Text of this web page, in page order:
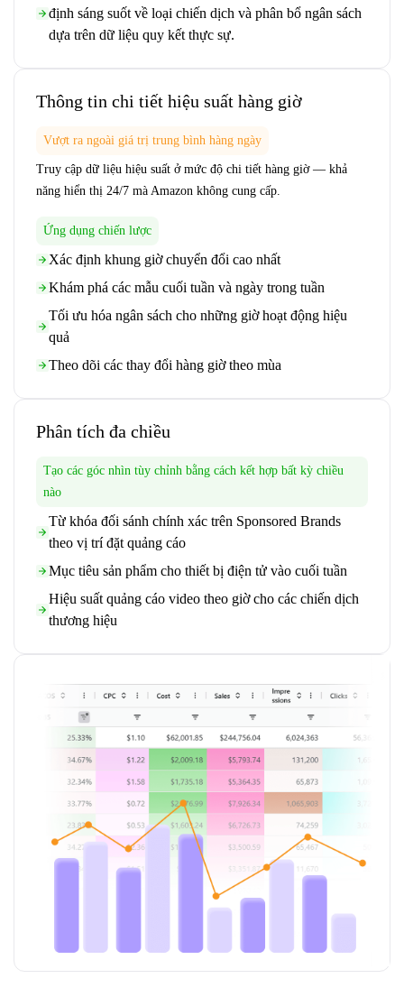
định sáng suốt về loại chiến dịch và phân bổ ngân sách
dựa trên dữ liệu quy kết thực sự.
Thông tin chi tiết hiệu suất hàng giờ
Vượt ra ngoài giá trị trung bình hàng ngày
Truy cập dữ liệu hiệu suất ở mức độ chi tiết hàng giờ — khả
năng hiển thị 24/7 mà Amazon không cung cấp.
Ứng dụng chiến lược
Xác định khung giờ chuyển đổi cao nhất
Khám phá các mẫu cuối tuần và ngày trong tuần
Tối ưu hóa ngân sách cho những giờ hoạt động hiệu
quả
Theo dõi các thay đổi hàng giờ theo mùa
Phân tích đa chiều
Tạo các góc nhìn tùy chỉnh bằng cách kết hợp bất kỳ chiều
nào
Từ khóa đối sánh chính xác trên Sponsored Brands
theo vị trí đặt quảng cáo
Mục tiêu sản phẩm cho thiết bị điện tử vào cuối tuần
Hiệu suất quảng cáo video theo giờ cho các chiến dịch
thương hiệu